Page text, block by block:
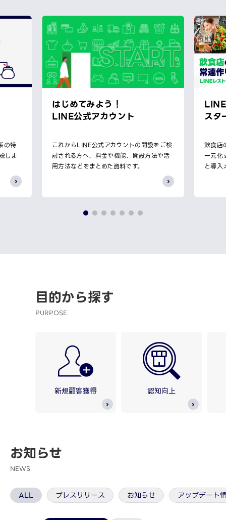
の特
しま
はじめてみよう！
LINE公式アカウント
これからLINE公式アカウントの開設をご検
討される方へ、料金や機能、開設方法や活
用方法などをまとめた資料です。
スタ
飲食店
一元化
と導入
目的から探す
PURPOSE
新規顧客獲得 認知向上
お知らせ
NEWS
ALL プレスリリース お知らせ アップデート